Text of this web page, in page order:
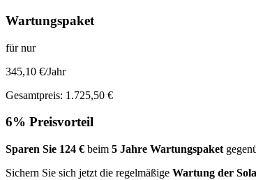
Wartungspaket
für nur
345,10 €/Jahr
Gesamtpreis: 1.725,50 €
6% Preisvorteil
Sparen Sie 124 € beim 5 Jahre Wartungspaket
Sichern Sie sich jetzt die regelmäßige Wartung der